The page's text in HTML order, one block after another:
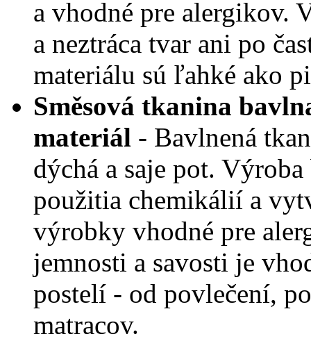
a vhodné pre alergikov.
a neztráca tvar ani po
materiálu sú ľahké ako
Směsová tkanina
materiál - Bavlnená
dýchá a saje pot. Výroba
použitia chemikálií a
výrobky vhodné pre
jemnosti a savosti je
postelí - od povlečení,
matracov.